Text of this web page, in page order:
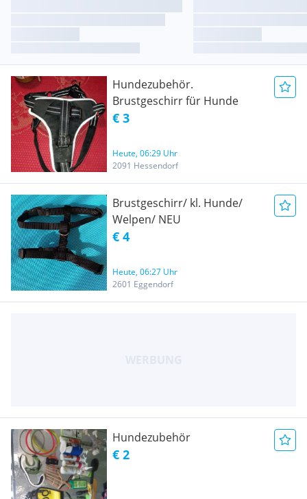
Hundezubehör.
Brustgeschirr für Hunde
€ 3
Heute, 06:29 Uhr
2091 Hessendorf
Brustgeschirr/ kl. Hunde/
Welpen/ NEU
€ 4
Heute, 06:27 Uhr
2601 Eggendorf
Hundezubehör
€ 2